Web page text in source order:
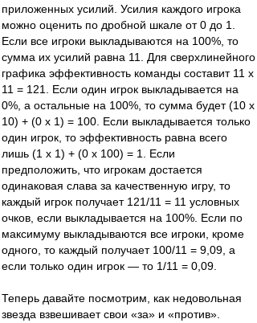
приложенных усилий. Усилия каждого игрока
можно оценить по дробной шкале от 0 до 1.
Если все игроки выкладываются на 100%, то
сумма их усилий равна 11. Для сверхлинейного
графика эффективность команды составит 11 х
11 = 121. Если один игрок выкладывается на
0%, а остальные на 100%, то сумма будет (10 х
10) + (0 х 1) = 100. Если выкладывается только
один игрок, то эффективность равна всего
лишь (1 х 1) + (0 х 100) = 1. Если
предположить, что игрокам достается
одинаковая слава за качественную игру, то
каждый игрок получает 121/11 = 11 условных
очков, если выкладывается на 100%. Если по
максимуму выкладываются все игроки, кроме
одного, то каждый получает 100/11 = 9,09, а
если только один игрок — то 1/11 = 0,09.
Теперь давайте посмотрим, как недовольная
звезда взвешивает свои «за» и «против».